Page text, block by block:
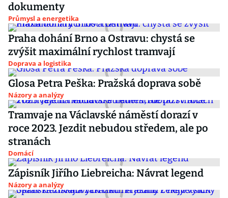
dokumenty
Průmysl a energetika
Praha dohání Brno a Ostravu: chystá se
zvýšit maximální rychlost tramvají
Doprava a logistika
Glosa Petra Peška: Pražská doprava sobě
Názory a analýzy
Tramvaje na Václavské náměstí dorazí v
roce 2023. Jezdit nebudou středem, ale po
stranách
Domácí
Zápisník Jiřího Liebreicha: Návrat legend
Názory a analýzy